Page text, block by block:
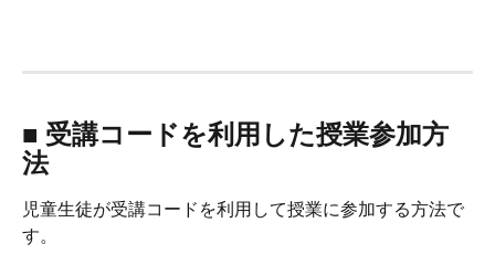
■ 受講コードを利用した授業参加方
法
児童生徒が受講コードを利用して授業に参加する方法で
す。